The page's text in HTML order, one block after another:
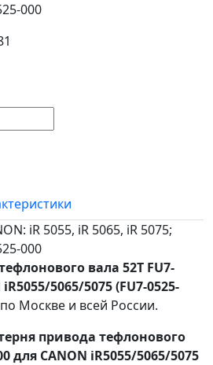
000
iR 5055, iR 5065, iR 5075;
000
вала 52T FU7-
5065/5075 (FU7-0525-
Москве и всей России.
привода тефлонового
для CANON iR5055/5065/5075